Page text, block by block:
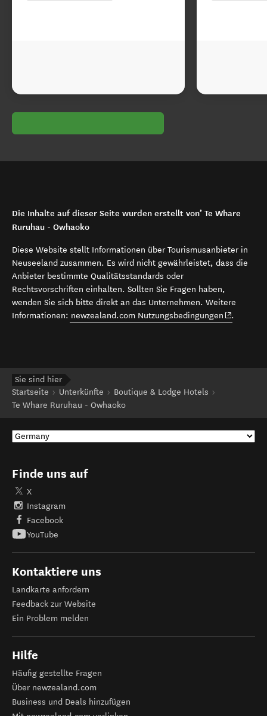
Die Inhalte auf dieser Seite wurden erstellt von’ Te Whare
Ruruhau - Owhaoko
Diese Website stellt Informationen über Tourismusanbieter in
Neuseeland zusammen. Es wird nicht gewährleistet, dass die
Anbieter bestimmte Qualitätsstandards oder
Rechtsvorschriften einhalten. Sollten Sie Fragen haben,
wenden Sie sich bitte direkt an das Unternehmen. Weitere
Informationen: newzealand.com Nutzungsbedingungen (opens in
.
Sie sind hier
Startseite
Unterkünfte
Boutique & Lodge Hotels
Te Whare Ruruhau - Owhaoko
Finde uns auf
X
Instagram
Facebook
YouTube
Kontaktiere uns
Landkarte anfordern
Feedback zur Website
Ein Problem melden
Hilfe
Häufig gestellte Fragen
Über newzealand.com
Business und Deals hinzufügen